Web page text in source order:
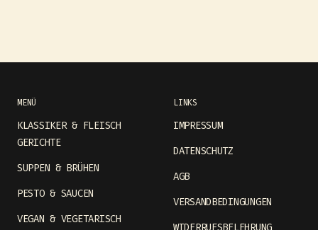
MENÜ
KLASSIKER & FLEISCH
GERICHTE
SUPPEN & BRÜHEN
PESTO & SAUCEN
VEGAN & VEGETARISCH
LINKS
IMPRESSUM
DATENSCHUTZ
AGB
VERSANDBEDINGUNGEN